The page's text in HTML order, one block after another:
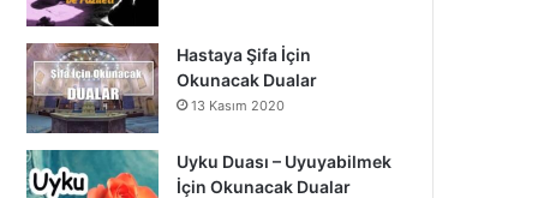
Hastaya Şifa İçin
Okunacak Dualar
13 Kasım 2020
Uyku Duası – Uyuyabilmek
İçin Okunacak Dualar